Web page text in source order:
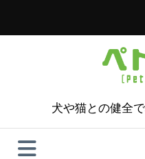
犬や猫との健全